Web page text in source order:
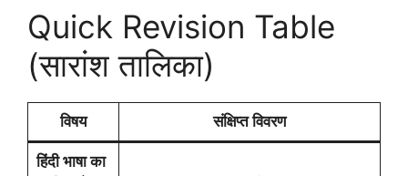
Quick Revision Table
(सारांश तालिका)
विषय संक्षिप्त विवरण
हिंदी भाषा का